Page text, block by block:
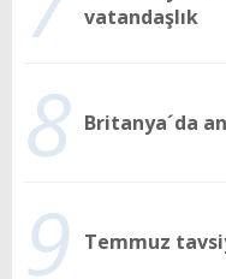
vatandaşlık
8 Britanya´da
9 Temmuz